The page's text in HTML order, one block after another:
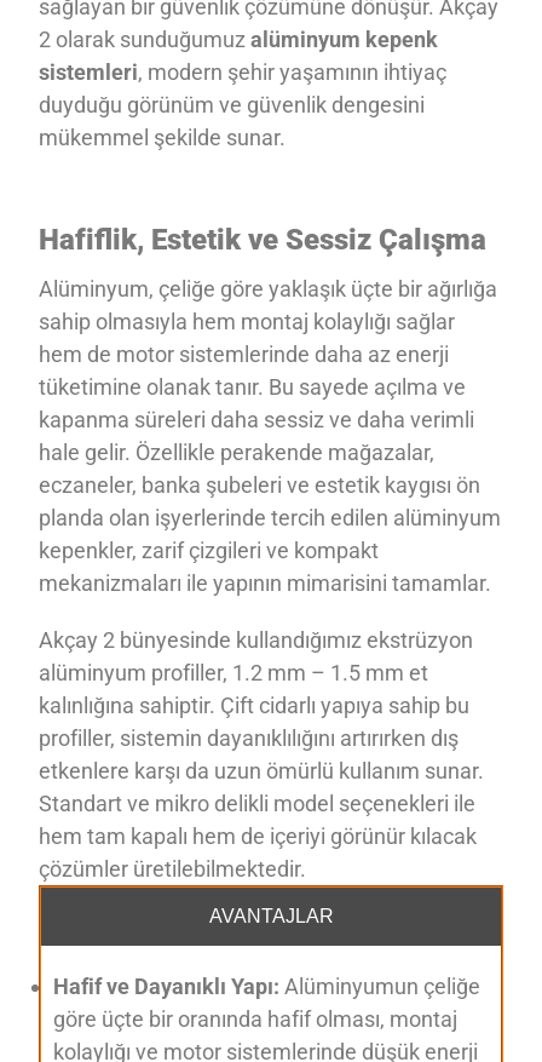
sağlayan bir güvenlik çözümüne dönüşür. Akçay
2 olarak sunduğumuzalüminyum kepenk
sistemleri, modern şehir yaşamının ihtiyaç
duyduğu görünüm ve güvenlik dengesini
mükemmel şekilde sunar.
Hafiflik, Estetik ve Sessiz Çalışma
Alüminyum, çeliğe göre yaklaşık üçte bir ağırlığa
sahip olmasıyla hem montaj kolaylığı sağlar
hem de motor sistemlerinde daha az enerji
tüketimine olanak tanır. Bu sayede açılma ve
kapanma süreleri daha sessiz ve daha verimli
hale gelir. Özellikle perakende mağazalar,
eczaneler, banka şubeleri ve estetik kaygısı ön
planda olan işyerlerinde tercih edilen alüminyum
kepenkler, zarif çizgileri ve kompakt
mekanizmaları ile yapının mimarisini tamamlar.
Akçay 2 bünyesinde kullandığımız ekstrüzyon
alüminyum profiller, 1.2 mm – 1.5 mm et
kalınlığına sahiptir. Çift cidarlı yapıya sahip bu
profiller, sistemin dayanıklılığını artırırken dış
etkenlere karşı da uzun ömürlü kullanım sunar.
Standart ve mikro delikli model seçenekleri ile
hem tam kapalı hem de içeriyi görünür kılacak
çözümler üretilebilmektedir.
AVANTAJLAR
Hafif ve Dayanıklı Yapı: Alüminyumun çeliğe
göre üçte bir oranında hafif olması, montaj
kolaylığı ve motor sistemlerinde düşük enerji